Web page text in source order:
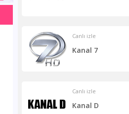
Canlı izle
Kanal 7
Canlı izle
Kanal D